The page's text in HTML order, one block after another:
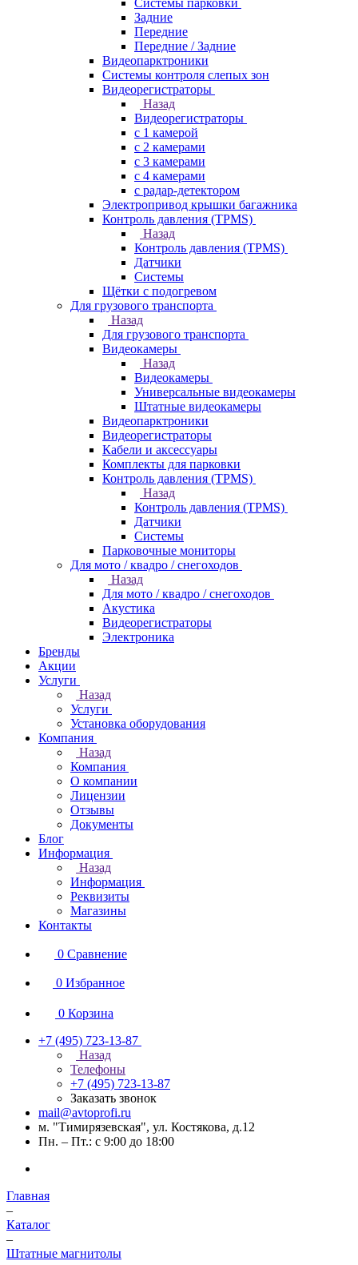
Системы парковки
Задние
Передние
Передние / Задние
Видеопарктроники
Системы контроля слепых зон
Видеорегистраторы
Назад
Видеорегистраторы
с 1 камерой
с 2 камерами
с 3 камерами
с 4 камерами
с радар-детектором
Электропривод крышки багажника
Контроль давления (TPMS)
Назад
Контроль давления (TPMS)
Датчики
Системы
Щётки с подогревом
Для грузового транспорта
Назад
Для грузового транспорта
Видеокамеры
Назад
Видеокамеры
Универсальные видеокамеры
Штатные видеокамеры
Видеопарктроники
Видеорегистраторы
Кабели и аксессуары
Комплекты для парковки
Контроль давления (TPMS)
Назад
Контроль давления (TPMS)
Датчики
Системы
Парковочные мониторы
Для мото / квадро / снегоходов
Назад
Для мото / квадро / снегоходов
Акустика
Видеорегистраторы
Электроника
Бренды
Акции
Услуги
Назад
Услуги
Установка оборудования
Компания
Назад
Компания
О компании
Лицензии
Отзывы
Документы
Блог
Информация
Назад
Информация
Реквизиты
Магазины
Контакты
0 Сравнение
0 Избранное
0 Корзина
+7 (495) 723-13-87
Назад
Телефоны
+7 (495) 723-13-87
Заказать звонок
mail@avtoprofi.ru
м. "Тимирязевская", ул. Костякова, д.12
Пн. – Пт.: с 9:00 до 18:00
Главная
–
Каталог
–
Штатные магнитолы